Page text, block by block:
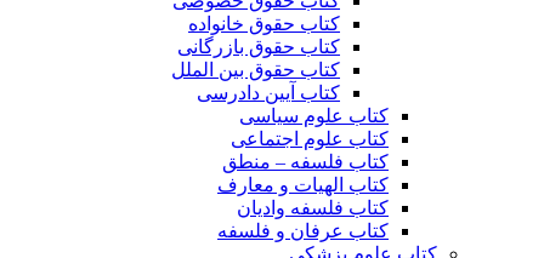
کتاب حقوق خانواده
کتاب حقوق بازرگانی
کتاب حقوق بین الملل
کتاب آیین دادرسی
کتاب علوم سیاسی
کتاب علوم اجتماعی
کتاب فلسفه – منطق
کتاب الهیات و معارف
کتاب فلسفه وادیان
کتاب عرفان و فلسفه
کتاب علوم پزشکی